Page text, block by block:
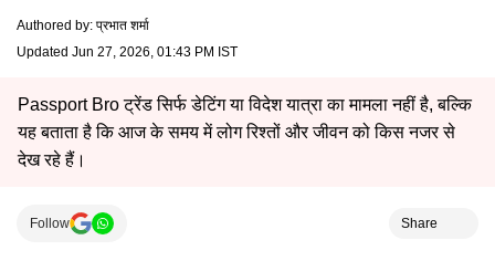
Authored by: प्रभात शर्मा
Updated Jun 27, 2026, 01:43 PM IST
Passport Bro ट्रेंड सिर्फ डेटिंग या विदेश यात्रा का मामला नहीं है, बल्कि
यह बताता है कि आज के समय में लोग रिश्तों और जीवन को किस नजर से
देख रहे हैं।
Follow Share